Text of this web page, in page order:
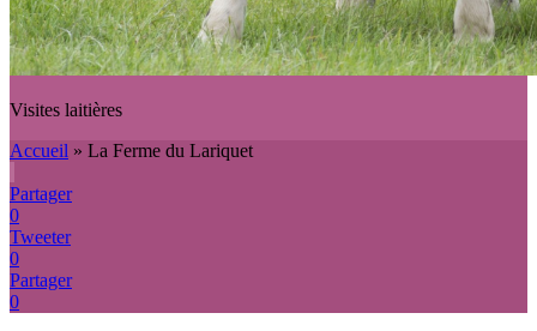
Visites laitières
Accueil » La Ferme du Lariquet
Partager
0
Tweeter
0
Partager
0